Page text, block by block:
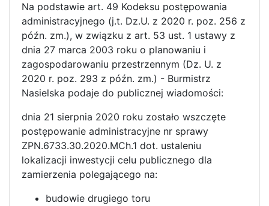
Na podstawie art. 49 Kodeksu postępowania
administracyjnego (j.t. Dz.U. z 2020 r. poz. 256 z
późn. zm.), w związku z art. 53 ust. 1 ustawy z
dnia 27 marca 2003 roku o planowaniu i
zagospodarowaniu przestrzennym (Dz. U. z
2020 r. poz. 293 z późn. zm.) - Burmistrz
Nasielska podaje do publicznej wiadomości:
dnia 21 sierpnia 2020 roku zostało wszczęte
postępowanie administracyjne nr sprawy
ZPN.6733.30.2020.MCh.1 dot. ustaleniu
lokalizacji inwestycji celu publicznego dla
zamierzenia polegającego na:
budowie drugiego toru